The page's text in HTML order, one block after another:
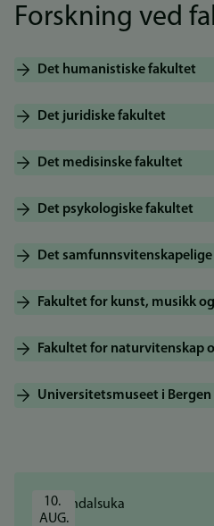
Forskning ved
Det humanistiske fakultet
Det juridiske fakultet
Det medisinske fakultet
Det psykologiske fakultet
Det
Fakultet for kunst, musikk
Fakultet for naturvitenskap
Universitetsmuseet i Bergen
10.
AUG.